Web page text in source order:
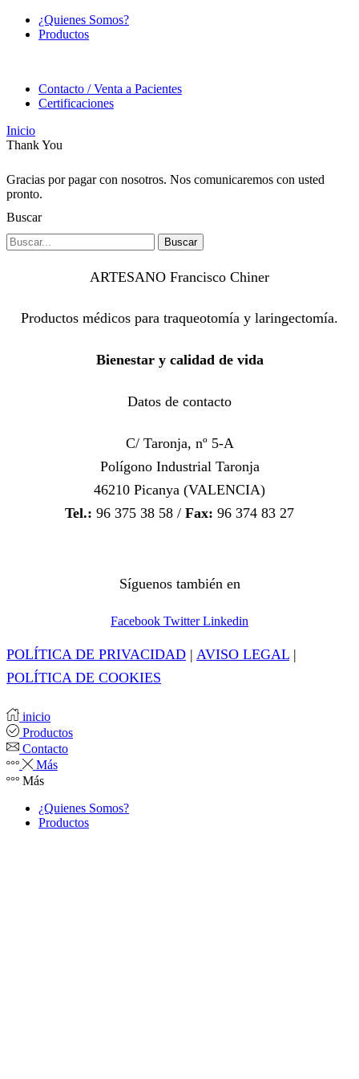
¿Quienes Somos?
Productos
Contacto / Venta a Pacientes
Certificaciones
Inicio
Thank You
Gracias por pagar con nosotros. Nos comunicaremos con usted
pronto.
Buscar
Buscar
ARTESANO Francisco Chiner
Productos médicos para traqueotomía y laringectomía.
Bienestar y calidad de vida
Datos de contacto
C/ Taronja, nº 5-A
Polígono Industrial Taronja
46210 Picanya (VALENCIA)
Tel.: 96 375 38 58 / Fax: 96 374 83 27
Síguenos también en
Facebook Twitter Linkedin
POLÍTICA DE PRIVACIDAD | AVISO LEGAL |
POLÍTICA DE COOKIES
inicio
Productos
Contacto
Más
Más
¿Quienes Somos?
Productos